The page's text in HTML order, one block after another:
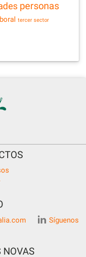
personas
tercer sector
Síguenos
NOVAS